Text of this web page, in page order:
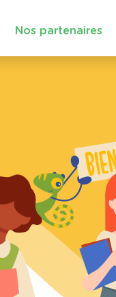
Nos partenaires